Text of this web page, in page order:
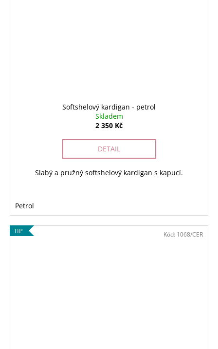
Softshelový kardigan - petrol
Skladem
2 350 Kč
DETAIL
Slabý a pružný softshelový kardigan s kapucí.
Petrol
TIP Kód: 1068/CER